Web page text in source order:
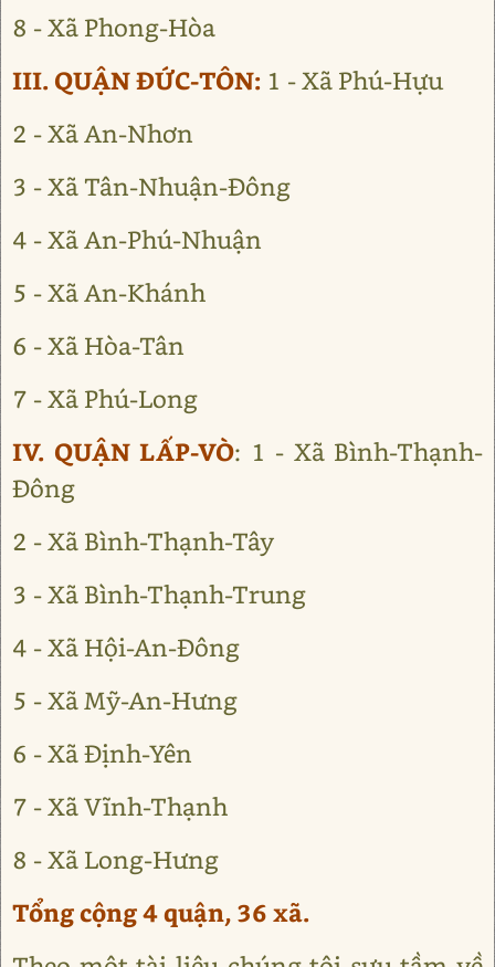
8 - Xã Phong-Hòa
III. QUẬN ĐỨC-TÔN: 1 - Xã Phú-Hựu
2 - Xã An-Nhơn
3 - Xã Tân-Nhuận-Đông
4 - Xã An-Phú-Nhuận
5 - Xã An-Khánh
6 - Xã Hòa-Tân
7 - Xã Phú-Long
IV. QUẬN LẤP-VÒ: 1 - Xã Bình-Thạnh-
Đông
2 - Xã Bình-Thạnh-Tây
3 - Xã Bình-Thạnh-Trung
4 - Xã Hội-An-Đông
5 - Xã Mỹ-An-Hưng
6 - Xã Định-Yên
7 - Xã Vĩnh-Thạnh
8 - Xã Long-Hưng
Tổng cộng 4 quận, 36 xã.